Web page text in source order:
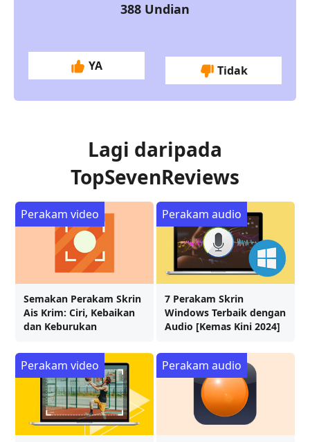
388 Undian
YA Tidak
Lagi daripada
TopSevenReviews
Semakan Perakam Skrin
Ais Krim: Ciri, Kebaikan
dan Keburukan
Perakam video
7 Perakam Skrin
Windows Terbaik dengan
Audio [Kemas Kini 2024]
Perakam audio
Perakam video Perakam audio